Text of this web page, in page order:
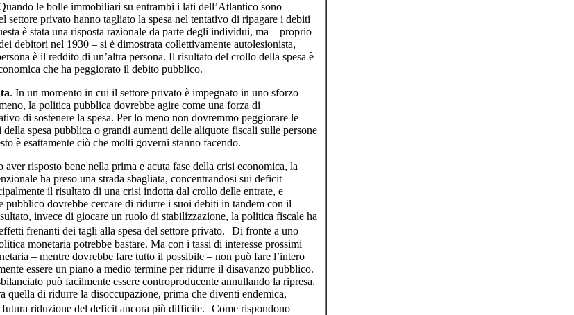
le bolle immobiliari su entrambi i lati dell’Atlantico sono
settore privato hanno tagliato la spesa nel tentativo di ripagare i debiti
è stata una risposta razionale da parte degli individui, ma – proprio
debitori nel 1930 – si è dimostrata collettivamente autolesionista,
è il reddito di un’altra persona. Il risultato del crollo della spesa è
che ha peggiorato il debito pubblico.
. In un momento in cui il settore privato è impegnato in uno sforzo
la politica pubblica dovrebbe agire come una forza di
di sostenere la spesa. Per lo meno non dovremmo peggiorare le
spesa pubblica o grandi aumenti delle aliquote fiscali sulle persone
è esattamente ciò che molti governi stanno facendo.
aver risposto bene nella prima e acuta fase della crisi economica, la
ha preso una strada sbagliata, concentrandosi sui deficit
il risultato di una crisi indotta dal crollo delle entrate, e
pubblico dovrebbe cercare di ridurre i suoi debiti in tandem con il
invece di giocare un ruolo di stabilizzazione, la politica fiscale ha
frenanti dei tagli alla spesa del settore privato. Di fronte a uno
monetaria potrebbe bastare. Ma con i tassi di interesse prossimi
– mentre dovrebbe fare tutto il possibile – non può fare l’intero
essere un piano a medio termine per ridurre il disavanzo pubblico.
può facilmente essere controproducente annullando la ripresa.
quella di ridurre la disoccupazione, prima che diventi endemica,
futura riduzione del deficit ancora più difficile. Come rispondono